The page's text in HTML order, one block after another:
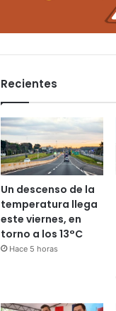
Recientes
Un descenso de la
temperatura llega
este viernes, en
torno a los 13°C
Hace 5 horas